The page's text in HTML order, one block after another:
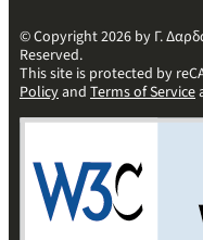
© Copyright 2026 by Γ.
Reserved.
This site is protected by
Policyand Terms of Service